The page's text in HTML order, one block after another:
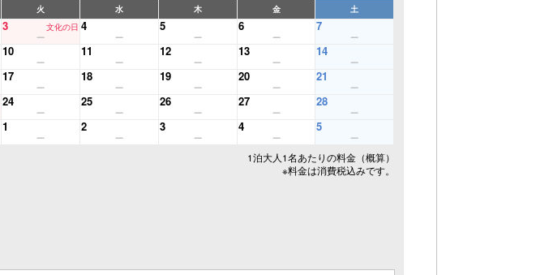
火 水 木 金 土
3 文化の日 4 5 6
7
10 11 12 13
14
17 18 19 20
21
24 25 26 27
28
1 2 3 4 5
1泊大人1名あたりの料金（概算）
※料金は消費税込みです。